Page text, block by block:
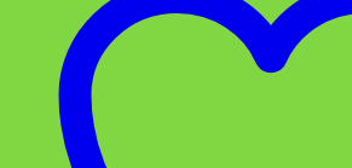
Menge